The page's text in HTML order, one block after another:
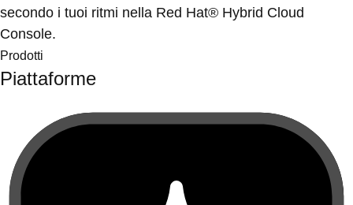
secondo i tuoi ritmi nella Red Hat® Hybrid Cloud
Console.
Prodotti
Piattaforme